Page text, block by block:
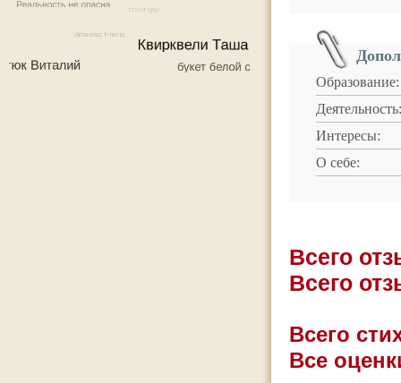
Образование:
Деятельность:
Интересы:
О себе:
Всего
Всего
Всего
Все